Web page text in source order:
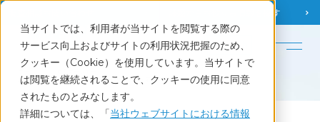
当サイトでは、利用者が当サイトを閲覧する際の
サービス向上およびサイトの利用状況把握のため、
クッキー（Cookie）を使用しています。当サイトで
は閲覧を継続されることで、クッキーの使用に同意
されたものとみなします。
詳細については、「当社ウェブサイトにおける情報
お役立ち情報を探す
English
広がる医療機器でのAI活用 ～医師、放射線技師が最も期待するメーカーは？～